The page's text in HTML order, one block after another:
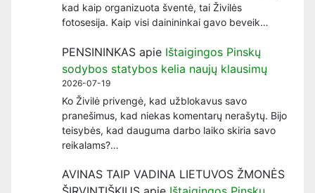
kad kaip organizuota šventė, tai Živilės
fotosesija. Kaip visi dainininkai gavo beveik…
PENSININKAS apie Ištaigingos Pinskų
sodybos statybos kelia naujų klausimų
2026-07-19
Ko Živilė privengė, kad užblokavus savo
pranešimus, kad niekas komentarų nerašytų. Bijo
teisybės, kad dauguma darbo laiko skiria savo
reikalams?…
AVINAS TAIP VADINA LIETUVOS ŽMONĖS